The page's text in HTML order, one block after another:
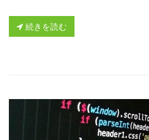
続きを読む